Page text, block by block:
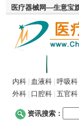
内科 血液科 呼吸科
外科
口腔科 五官科
资讯搜索：